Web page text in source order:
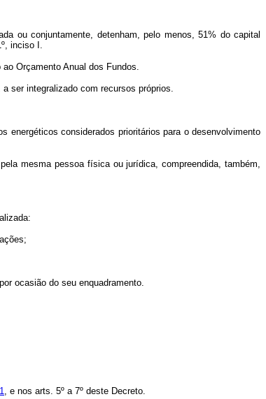
ou conjuntamente, detenham, pelo menos, 51% do capital
inciso I.
Orçamento Anual dos Fundos.
ser integralizado com recursos próprios.
energéticos considerados prioritários para o desenvolvimento
mesma pessoa física ou jurídica, compreendida, também,
ocasião do seu enquadramento.
, e nos arts. 5º a 7º deste Decreto.